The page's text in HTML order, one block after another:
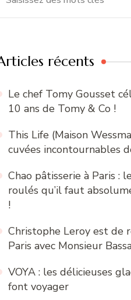
récents
Le chef Tomy Gousset
10 ans de Tomy & Co !
This Life (Maison
cuvées incontournables
Chao pâtisserie à Paris :
roulés qu’il faut
!
Christophe Leroy est de
Paris avec Monsieur
VOYA : les délicieuses
font voyager